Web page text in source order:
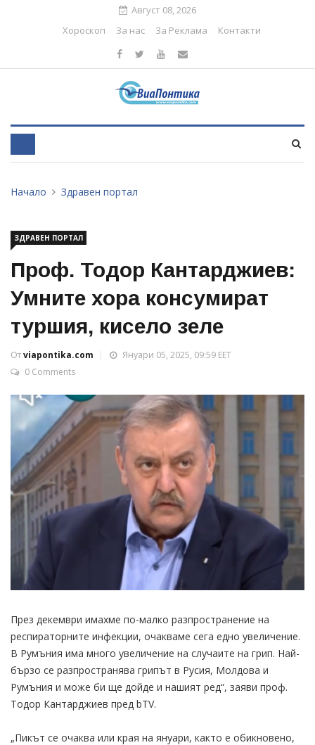
Август 08, 2026
Хороскоп
За нас За Реклама Контакти
Начало Здравен портал
ЗДРАВЕН ПОРТАЛ
Проф. Тодор Кантарджиев:
Умните хора консумират
туршия, кисело зеле
Отviapontika.com
Януари 05, 2025, 09:59 EET
0 Comments
През декември имахме по-малко разпространение на
респираторните инфекции, очакваме сега едно увеличение.
В Румъния има много увеличение на случаите на грип. Най-
бързо се разпространява грипът в Русия, Молдова и
Румъния и може би ще дойде и нашият ред“, заяви проф.
Тодор Кантарджиев пред bTV.
„Пикът се очаква или края на януари, както е обикновено,